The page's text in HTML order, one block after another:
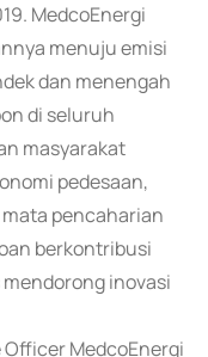
MedcoEnergi
menuju emisi
dan menengah
di seluruh
masyarakat
pedesaan,
pencaharian
berkontribusi
inovasi
MedcoEnergi